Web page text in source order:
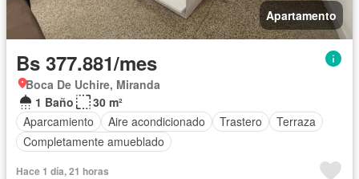
Apartamento
Bs 377.881/mes
Boca De Uchire, Miranda
1 Baño
30 m²
Aparcamiento
Aire acondicionado Trastero
Terraza
Completamente amueblado
Hace 1 día, 21 horas